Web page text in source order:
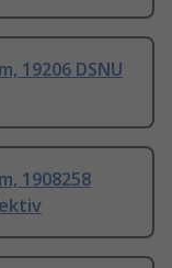
19206 DSNU
1908258